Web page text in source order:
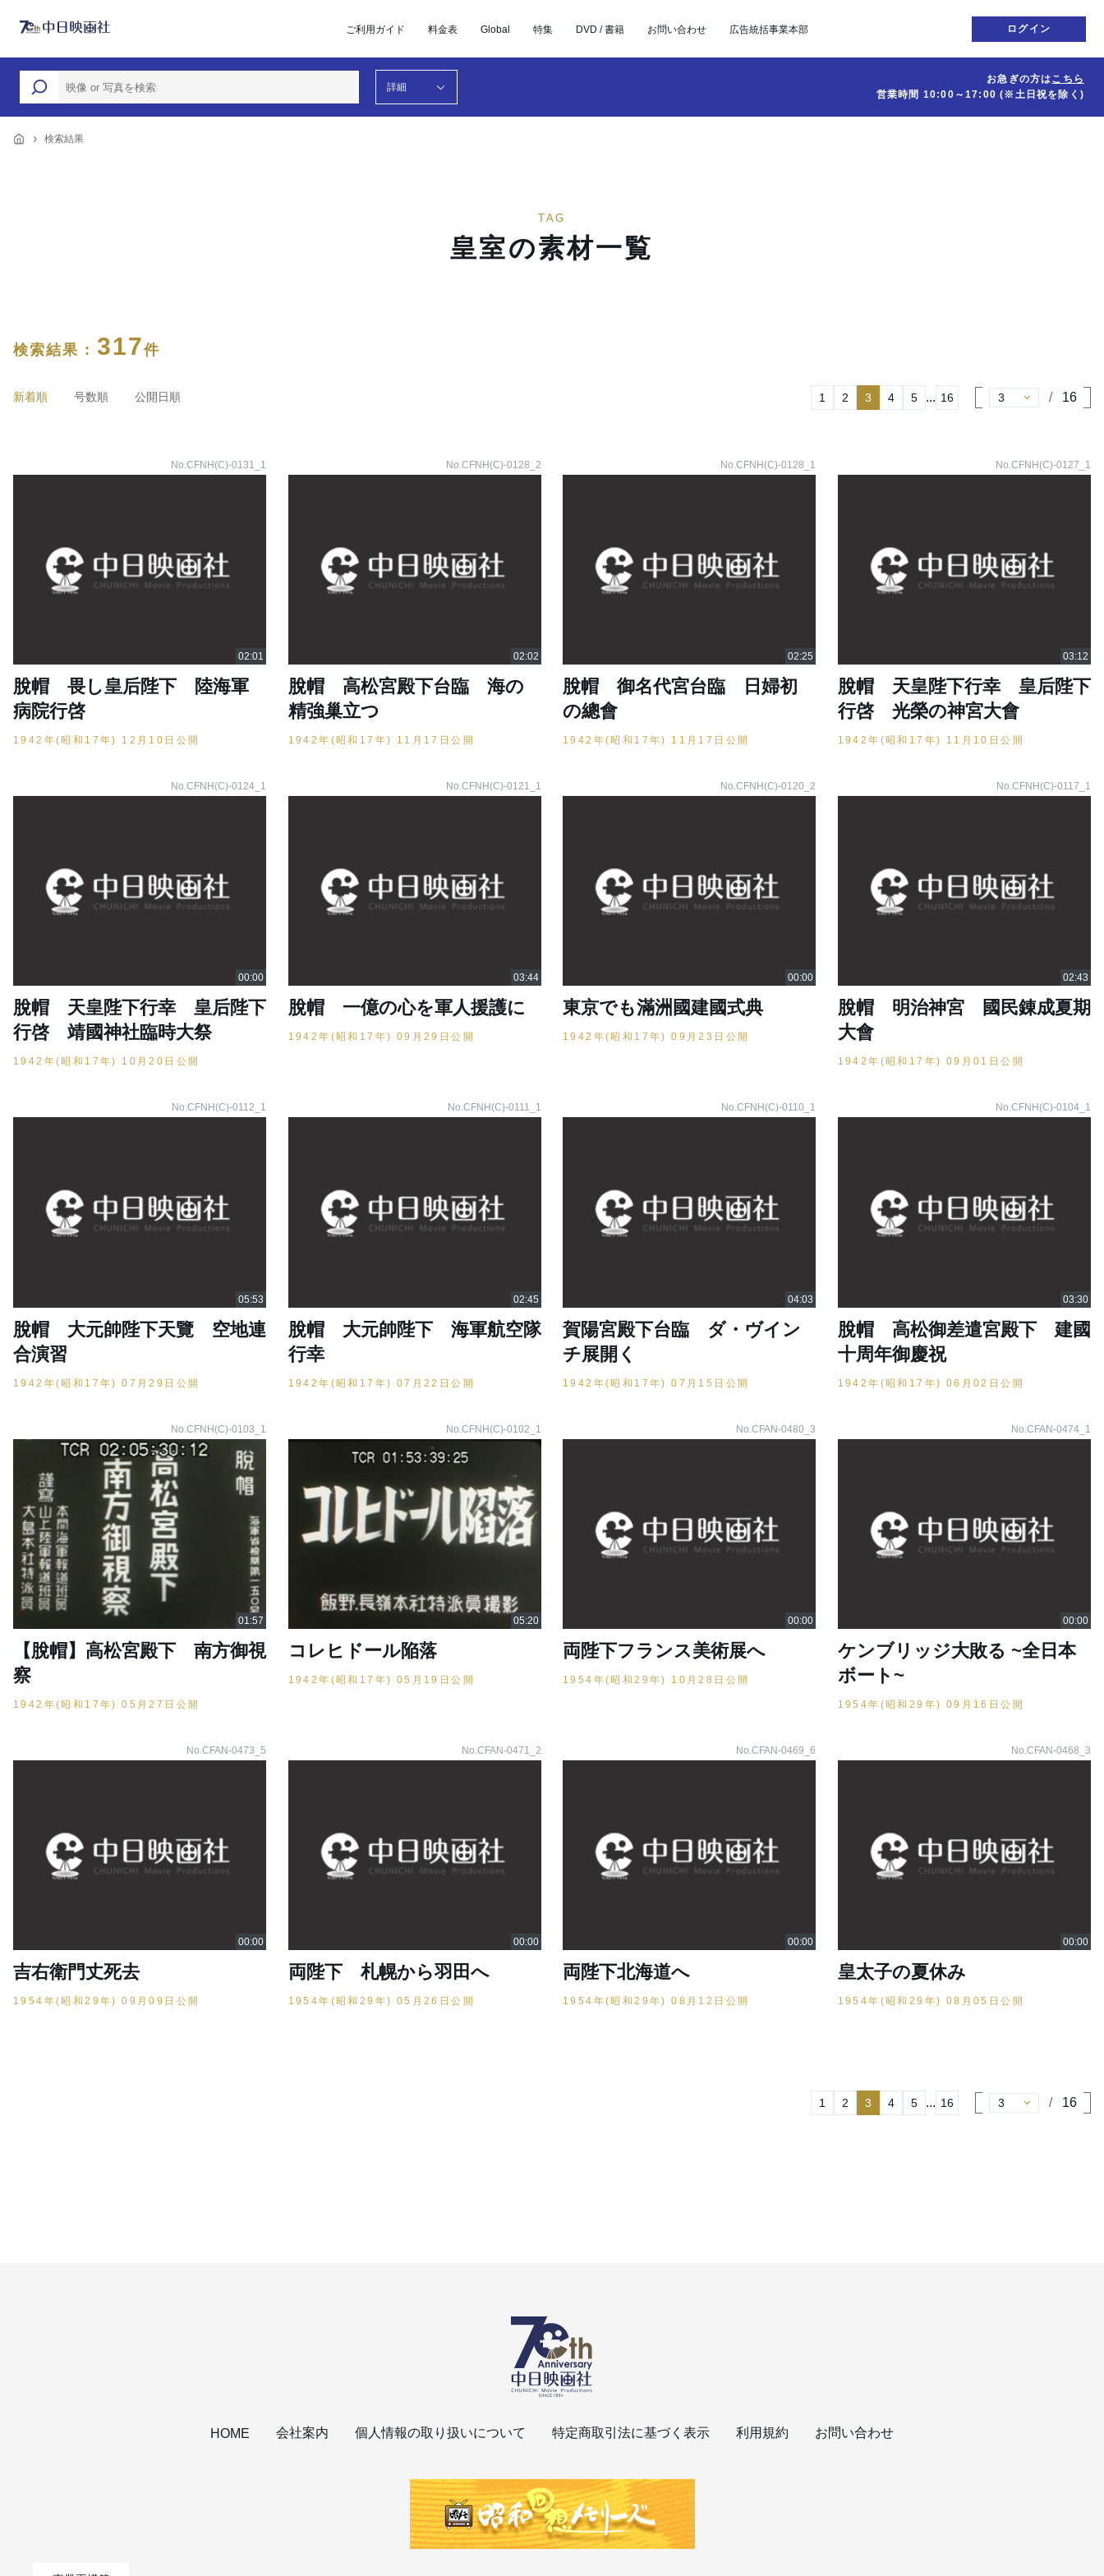
ご利用ガイド 料金表 Global 特集 DVD / 書籍 お問い合わせ 広告統括事業本部 ログイン
詳細
お急ぎの方はこちら
営業時間 10:00～17:00(※土日祝を除く)
検索結果
TAG
皇室の素材一覧
検索結果 : 317件
新着順 号数順 公開日順 1 2 3 4 5 ... 16 16
No.CFNH(C)-0131_1
脫帽 畏し皇后陛下 陸海軍
病院行啓
1942年(昭和17年) 12月10日公開
No.CFNH(C)-0128_2
脫帽 高松宮殿下台臨 海の
精強巢立つ
1942年(昭和17年) 11月17日公開
No.CFNH(C)-0128_1
脫帽 御名代宮台臨 日婦初
の總會
1942年(昭和17年) 11月17日公開
No.CFNH(C)-0127_1
脫帽 天皇陛下行幸 皇后陛下
行啓 光榮の神宮大會
1942年(昭和17年) 11月10日公開
No.CFNH(C)-0124_1
脫帽 天皇陛下行幸 皇后陛下
行啓 靖國神社臨時大祭
1942年(昭和17年) 10月20日公開
No.CFNH(C)-0121_1
脫帽 一億の心を軍人援護に
1942年(昭和17年) 09月29日公開
No.CFNH(C)-0120_2
東京でも滿洲國建國式典
1942年(昭和17年) 09月23日公開
No.CFNH(C)-0117_1
脫帽 明治神宮 國民錬成夏期
大會
1942年(昭和17年) 09月01日公開
No.CFNH(C)-0112_1
脫帽 大元帥陛下天覽 空地連
合演習
1942年(昭和17年) 07月29日公開
No.CFNH(C)-0111_1
脫帽 大元帥陛下 海軍航空隊
行幸
1942年(昭和17年) 07月22日公開
No.CFNH(C)-0110_1
賀陽宮殿下台臨 ダ・ヴイン
チ展開く
1942年(昭和17年) 07月15日公開
No.CFNH(C)-0104_1
脫帽 高松御差遣宮殿下 建國
十周年御慶祝
1942年(昭和17年) 06月02日公開
No.CFNH(C)-0103_1
【脫帽】高松宮殿下 南方御視
察
1942年(昭和17年) 05月27日公開
No.CFNH(C)-0102_1
コレヒドール陥落
1942年(昭和17年) 05月19日公開
No.CFAN-0480_3
両陛下フランス美術展へ
1954年(昭和29年) 10月28日公開
No.CFAN-0474_1
ケンブリッジ大敗る ~全日本
ボート~
1954年(昭和29年) 09月16日公開
No.CFAN-0473_5
吉右衛門丈死去
1954年(昭和29年) 09月09日公開
No.CFAN-0471_2
両陛下 札幌から羽田へ
1954年(昭和29年) 05月26日公開
No.CFAN-0469_6
両陛下北海道へ
1954年(昭和29年) 08月12日公開
No.CFAN-0468_3
皇太子の夏休み
1954年(昭和29年) 08月05日公開
1 2 3 4 5 ... 16 16
HOME 会社案内 個人情報の取り扱いについて 特定商取引法に基づく表示 利用規約 お問い合わせ